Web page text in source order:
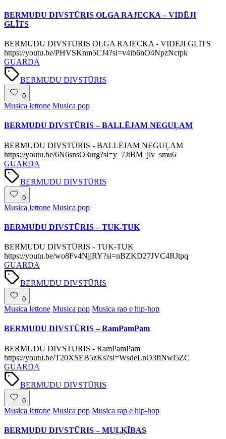
BERMUDU DIVSTŪRIS OLGA RAJECKA – VIDĒJI
GLĪTS
BERMUDU DIVSTŪRIS OLGA RAJECKA - VIDĒJI GLĪTS
https://youtu.be/PHVSKnm5CJ4?si=v4ib6nO4NpzNctpk
GUARDA
Tags:
BERMUDU DIVSTŪRIS
0
Posted
Musica lettone Musica pop
BERMUDU DIVSTŪRIS – BALLĒJAM NEGUĻAM
BERMUDU DIVSTŪRIS - BALLĒJAM NEGUĻAM
https://youtu.be/6N6snsO3urg?si=y_7JtBM_jlv_smu6
GUARDA
Tags:
BERMUDU DIVSTŪRIS
0
Posted
Musica lettone Musica pop
BERMUDU DIVSTŪRIS – TUK-TUK
BERMUDU DIVSTŪRIS - TUK-TUK
https://youtu.be/wo8Fv4NjjRY?si=nBZKD27JVC4RJtpq
GUARDA
Tags:
BERMUDU DIVSTŪRIS
0
Posted
Musica lettone Musica pop Musica rap e hip-hop
BERMUDU DIVSTŪRIS – RamPamPam
BERMUDU DIVSTŪRIS - RamPamPam
https://youtu.be/T20XSEB5zKs?si=WsdeLnO3fiNwl5ZC
GUARDA
Tags:
BERMUDU DIVSTŪRIS
0
Posted
Musica lettone Musica pop Musica rap e hip-hop
BERMUDU DIVSTŪRIS – MUĻĶĪBAS